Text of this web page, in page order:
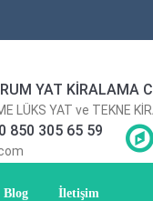
YAT KİRALAMA
LÜKS YAT ve TEKNE
850 305 65 59
Blog İletişim